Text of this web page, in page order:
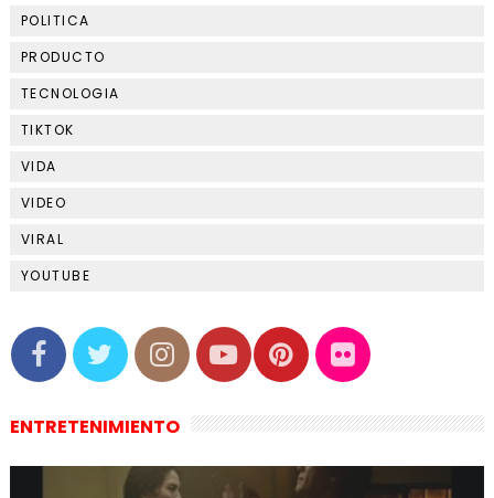
POLITICA
PRODUCTO
TECNOLOGIA
TIKTOK
VIDA
VIDEO
VIRAL
YOUTUBE
ENTRETENIMIENTO